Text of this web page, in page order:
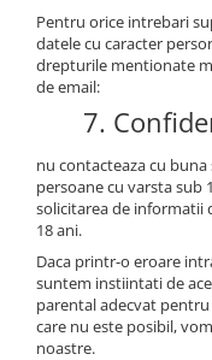
Pentru orice intrebari
datele cu caracter
drepturile mentionate
de email:
7.
nu contacteaza cu
persoane cu varsta sub
solicitarea de informatii
18 ani.
Daca printr-o eroare
suntem instiintati de
parental adecvat
care nu este posibil,
noastre.